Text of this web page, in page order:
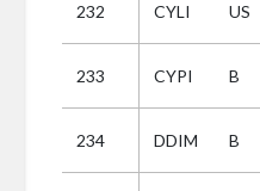
232 CYLI US
233 CYPI B
234 DDIM B